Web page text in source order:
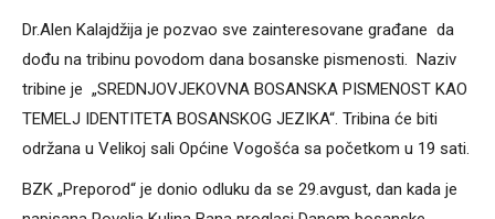
Dr.Alen Kalajdžija je pozvao sve zainteresovane građane da
dođu na tribinu povodom dana bosanske pismenosti. Naziv
tribine je „SREDNJOVJEKOVNA BOSANSKA PISMENOST KAO
TEMELJ IDENTITETA BOSANSKOG JEZIKA“. Tribina će biti
održana u Velikoj sali Općine Vogošća sa početkom u 19 sati.
BZK „Preporod“ je donio odluku da se 29.avgust, dan kada je